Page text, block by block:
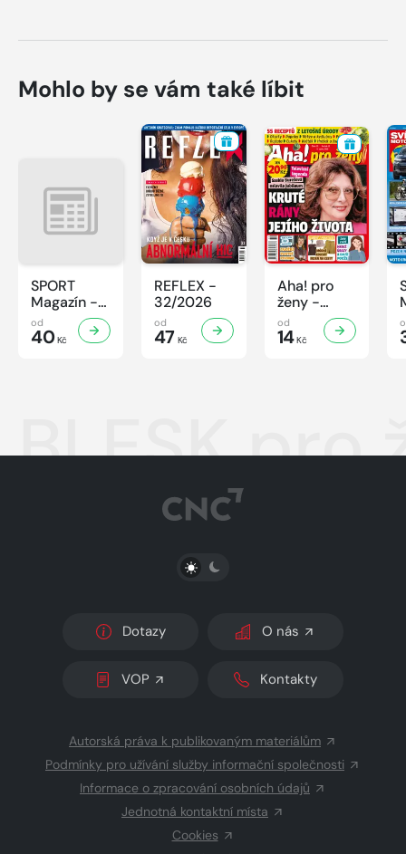
Mohlo by se vám také líbit
SPORT
Magazín -
32/2026
od
40Kč
REFLEX -
32/2026
od
47 Kč
Aha! pro
ženy -
32/2026
od
14Kč
BLESK
PŘEPNOUT SVĚTLÝ/TMAVÝ REŽIM
Dotazy O nás
VOP Kontakty
Autorská práva k publikovaným materiálům
Podmínky pro užívání služby informační společnosti
Informace o zpracování osobních údajů
Jednotná kontaktní místa
Cookies